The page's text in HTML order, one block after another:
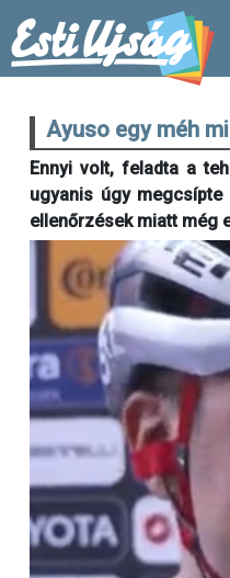
Ayuso egy méh
Ennyi volt, feladta a
ugyanis úgy
ellenőrzések miatt még